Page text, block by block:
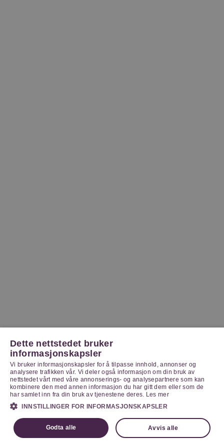
Dette nettstedet bruker
informasjonskapsler
Vi bruker informasjonskapsler for å tilpasse innhold, annonser og
analysere trafikken vår. Vi deler også informasjon om din bruk av
nettstedet vårt med våre annonserings- og analysepartnere som kan
kombinere den med annen informasjon du har gitt dem eller som de
har samlet inn fra din bruk av tjenestene deres. Les mer
INNSTILLINGER FOR INFORMASJONSKAPSLER
Godta alle Avvis alle